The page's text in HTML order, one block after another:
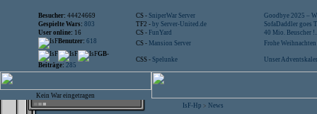
Besucher: 44424669 CS - SniperWar Server
Goodbye 2025 –
Gespielte Wars: 803 TF2 - by Server-United.de
SofaDaddler goes
User online: 16 CS - FunYard
40 Mio. Beuscher
Benutzer: 618 CS - Mansion Server
Frohe
GB-
Beiträge: 285
CSS - Spelunke Unser
Kein War eingetragen
IsF-Hp > News